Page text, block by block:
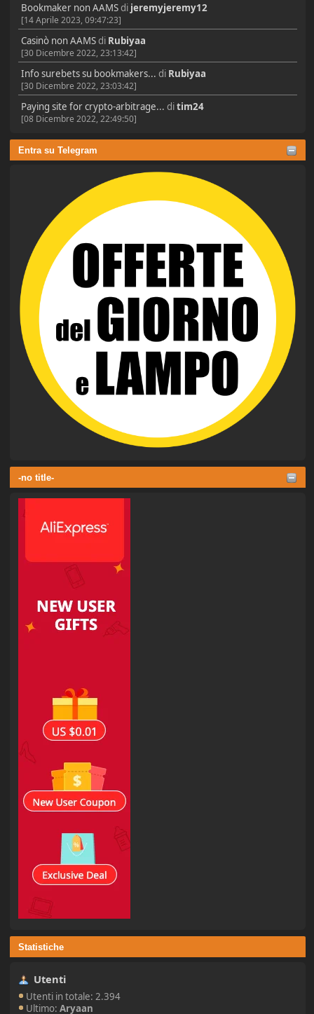
Bookmaker non AAMSdi jeremyjeremy12
[14 Aprile 2023, 09:47:23]
Casinò non AAMSdi Rubiyaa
[30 Dicembre 2022, 23:13:42]
Info surebets su bookmakers... di Rubiyaa
[30 Dicembre 2022, 23:03:42]
Paying site for crypto-arbitrage... ditim24
[08 Dicembre 2022, 22:49:50]
Entra su Telegram
-no title-
Statistiche
Utenti
Utenti in totale: 2.394
Ultimo:Aryaan